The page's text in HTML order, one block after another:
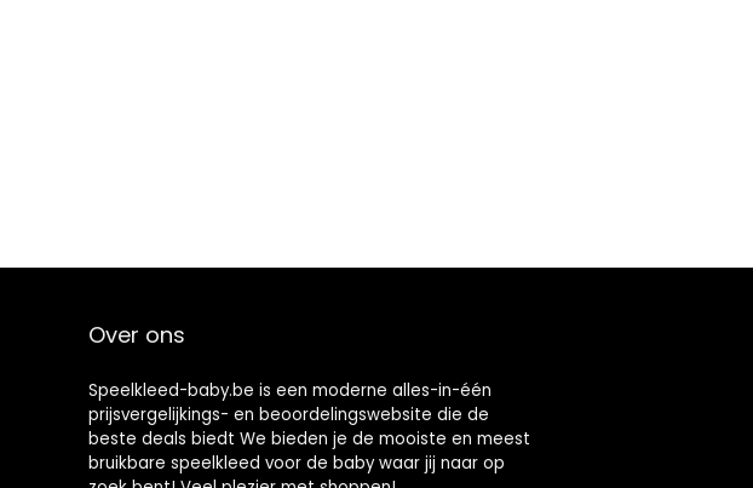
Over ons
Speelkleed-baby.be is een moderne alles-in-één
prijsvergelijkings- en beoordelingswebsite die de
beste deals biedt We bieden je de mooiste en meest
bruikbare speelkleed voor de baby waar jij naar op